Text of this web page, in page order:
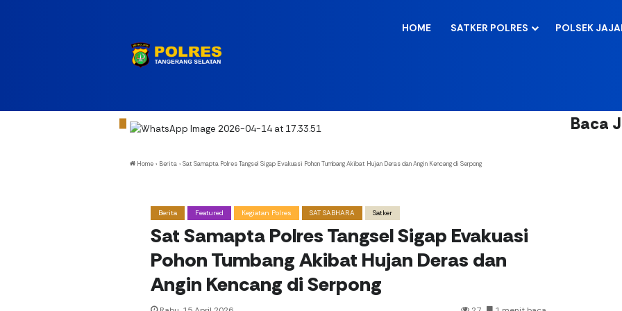
HOME SATKER POLRES POLSEK
Home › Berita › Sat Samapta Polres Tangsel Sigap Evakuasi Pohon Tumbang Akibat Hujan Deras dan Angin Kencang di Serpong
Berita Featured Kegiatan Polres SAT SABHARA Satker
Sat Samapta Polres Tangsel Sigap Evakuasi
Pohon Tumbang Akibat Hujan Deras dan
Angin Kencang di Serpong
Baca